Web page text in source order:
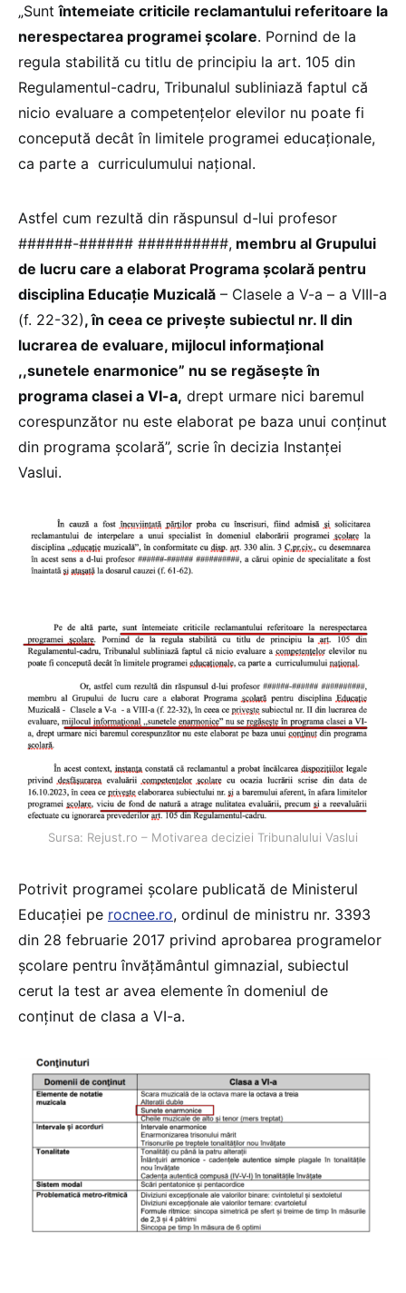
„Suntîntemeiate criticile reclamantului referitoare la
nerespectarea programei şcolare. Pornind de la
regula stabilită cu titlu de principiu la art. 105 din
Regulamentul-cadru, Tribunalul subliniază faptul că
nicio evaluare a competenţelor elevilor nu poate fi
concepută decât în limitele programei educaţionale,
ca parte a curriculumului naţional.
Astfel cum rezultă din răspunsul d-lui profesor
######-###### ##########, membru al Grupului
de lucru care a elaborat Programa şcolară pentru
disciplina Educaţie Muzicală – Clasele a V-a – a VIII-a
(f. 22-32), în ceea ce priveşte subiectul nr. II din
lucrarea de evaluare, mijlocul informaţional
,,sunetele enarmonice” nu se regăseşte în
programa clasei a VI-a, drept urmare nici baremul
corespunzător nu este elaborat pe baza unui conţinut
din programa şcolară”, scrie în decizia Instanței
Vaslui.
Sursa: Rejust.ro – Motivarea deciziei Tribunalului Vaslui
Potrivit programei școlare publicată de Ministerul
Educației pe rocnee.ro, ordinul de ministru nr. 3393
din 28 februarie 2017 privind aprobarea programelor
şcolare pentru învăţământul gimnazial, subiectul
cerut la test ar avea elemente în domeniul de
conținut de clasa a VI-a.